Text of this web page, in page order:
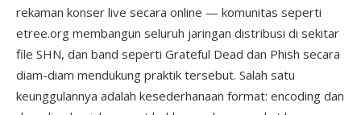
rekaman konser live secara online — komunitas seperti
etree.org membangun seluruh jaringan distribusi di sekitar
file SHN, dan band seperti Grateful Dead dan Phish secara
diam-diam mendukung praktik tersebut. Salah satu
keunggulannya adalah kesederhanaan format: encoding dan